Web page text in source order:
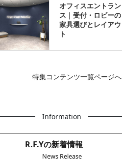
オフィスエントラン
ス｜受付・ロビーの
家具選びとレイアウ
ト
特集コンテンツ一覧ページへ
Information
R.F.Yの新着情報
News Release